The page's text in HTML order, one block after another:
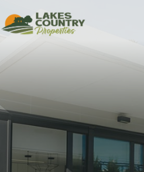
to
content